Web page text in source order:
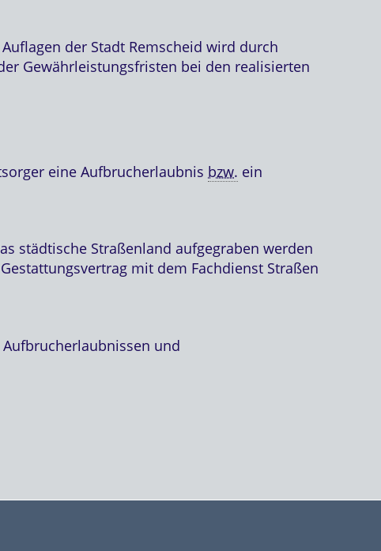
der Stadt Remscheid wird durch
Gewährleistungsfristen bei den realisierten
eine Aufbrucherlaubnis bzw. ein
städtische Straßenland aufgegraben werden
mit dem Fachdienst Straßen
und